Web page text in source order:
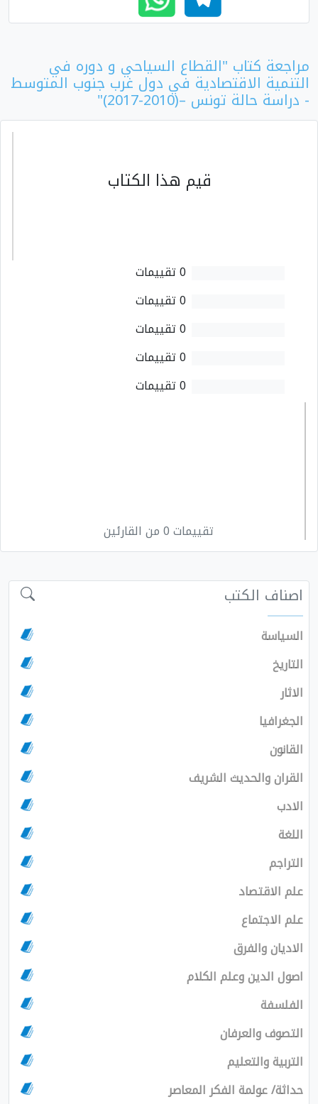
مراجعة كتاب "القطاع السياحي و دوره في
التنمية الاقتصادية في دول غرب جنوب المتوسط
- دراسة حالة تونس –(2010-2017)"
قيم هذا الكتاب
0 تقييمات
0 تقييمات
0 تقييمات
0 تقييمات
0 تقييمات
تقييمات 0 من القارئين
اصناف الكتب
السياسة
التاريخ
الاثار
الجغرافيا
القانون
القران والحديث الشريف
الادب
اللغة
التراجم
علم الاقتصاد
علم الاجتماع
الاديان والفرق
اصول الدين وعلم الكلام
الفلسفة
التصوف والعرفان
التربية والتعليم
حداثة/ عولمة الفكر المعاصر